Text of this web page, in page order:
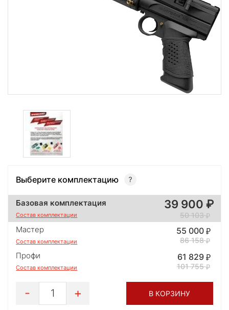
Выберите комплектацию
Базовая комплектация
Состав комплектации
39 900
50 103
Мастер
Состав комплектации
55 000
86 158
Профи
Состав комплектации
61 829
101 755
1 В КОРЗИНУ